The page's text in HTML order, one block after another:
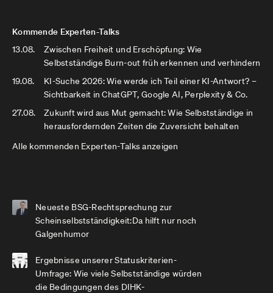
Kommende Experten-Talks
13.08.
Zwischen Freiheit und Erschöpfung: Wie
Selbstständige Burn-out früh erkennen und verhindern
19.08.
KI-Suche 2026: Wie werde ich Teil einer KI-Antwort? –
Sichtbarkeit in ChatGPT, Google AI, Perplexity & Co.
27.08.
Zukunft wird aus Mut gemacht: Wie Selbstständige in
herausfordernden Zeiten die Zuversicht behalten
Alle kommenden Experten-Talks anzeigen
Neueste BSG-Rechtsprechung zur
Scheinselbstständigkeit:Da hilft nur noch
Galgenhumor
Ergebnisse unserer Statuskriterien-
Umfrage: Wie viele Selbstständige würden
die Bedingungen des DIHK-